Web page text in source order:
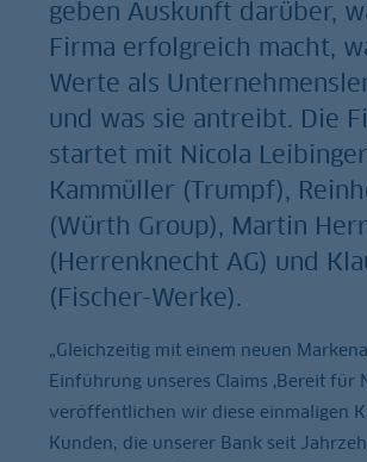
geben Auskunft darüber,
Firma erfolgreich macht,
Werte als
und was sie antreibt. Die
startet mit Nicola
Kammüller (Trumpf),
(Würth Group), Martin
(Herrenknecht AG) und
(Fischer-Werke).
„Gleichzeitig mit einem neuen
Einführung unseres Claims ‚Bereit für
veröffentlichen wir diese einmaligen
Kunden, die unserer Bank seit